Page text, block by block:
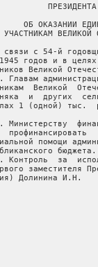
ОБ ОКАЗАНИИ
УЧАСТНИКАМ ВЕЛИКОЙ
связи с 54-й
годов и в
Великой
Главам
Великой
и  других
1 (одной) тыс.
Министерству
профинансировать
помощи
бюджета.
Контроль  за
заместителя
Долинина И.Н.